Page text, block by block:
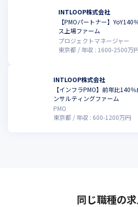
INTLOOP株式会社
【PMOパートナー】
ス上場ファーム
プロジェクトマネージャー
東京都
年収 : 1600-2500万
INTLOOP株式会社
【インフラPMO】前年比140
ンサルティングファーム
PMO
東京都
年収 : 600-1200万円
同じ職種の